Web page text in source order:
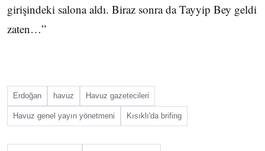
girişindeki salona aldı. Biraz sonra da Tayyip Bey geldi
zaten…”
Erdoğan havuz Havuz gazetecileri
Havuz genel yayın yönetmeni Kısıklı'da brifing